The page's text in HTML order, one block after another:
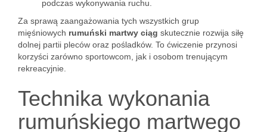
podczas wykonywania ruchu.
Za sprawą zaangażowania tych wszystkich grup
mięśniowych rumuński martwy ciąg skutecznie rozwija siłę
dolnej partii pleców oraz pośladków. To ćwiczenie przynosi
korzyści zarówno sportowcom, jak i osobom trenującym
rekreacyjnie.
Technika wykonania
rumuńskiego martwego